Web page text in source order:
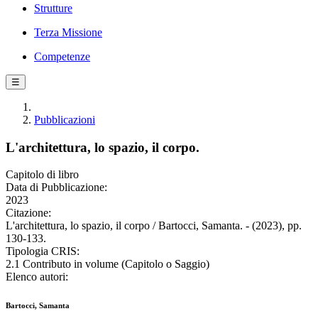
Strutture
Terza Missione
Competenze
☰
Pubblicazioni
L'architettura, lo spazio, il corpo.
Capitolo di libro
Data di Pubblicazione:
2023
Citazione:
L'architettura, lo spazio, il corpo / Bartocci, Samanta. - (2023), pp.
130-133.
Tipologia CRIS:
2.1 Contributo in volume (Capitolo o Saggio)
Elenco autori:
Bartocci, Samanta